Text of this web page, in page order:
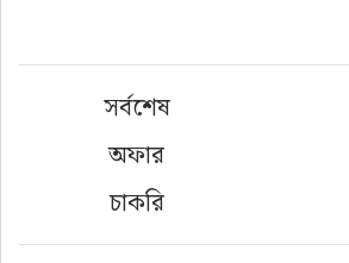
সর্বশেষ
অফার
চাকরি